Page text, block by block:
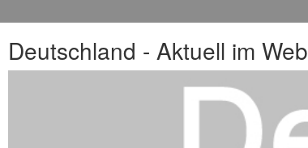
Deutschland - Aktuell im Web